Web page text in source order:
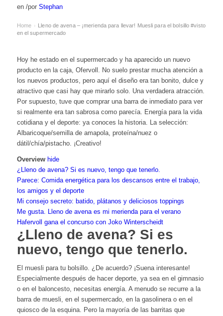
en /por Stephan
Home › Lleno de avena – ¡merienda para llevar! Muesli para el bolsillo #visto
en el supermercado
Hoy he estado en el supermercado y ha aparecido un nuevo
producto en la caja, Ofervoll. No suelo prestar mucha atención a
los nuevos productos, pero aquí el diseño era tan bonito, dulce y
atractivo que casi hay que mirarlo solo. Una verdadera atracción.
Por supuesto, tuve que comprar una barra de inmediato para ver
si realmente era tan sabrosa como parecía. Energía para la vida
cotidiana y el deporte: ya conoces la historia. La selección:
Albaricoque/semilla de amapola, proteína/nuez o
dátil/chía/pistacho. ¡Creativo!
Overview hide
¿Lleno de avena? Si es nuevo, tengo que tenerlo.
Parece: Comida energética para los descansos entre el trabajo,
los amigos y el deporte
Mi consejo secreto: batido, plátanos y deliciosos toppings
Me gusta. Lleno de avena es mi merienda para el verano
Hafervoll gana el concurso con Joko Winterscheidt
¿Lleno de avena? Si es
nuevo, tengo que tenerlo.
El muesli para tu bolsillo. ¿De acuerdo? ¡Suena interesante!
Especialmente después de hacer deporte, ya sea en el gimnasio
o en el baloncesto, necesitas energía. A menudo se recurre a la
barra de muesli, en el supermercado, en la gasolinera o en el
quiosco de la esquina. Pero la mayoría de las barritas que